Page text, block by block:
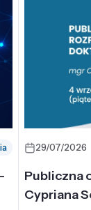
29/07/2026
Publiczna
Cypriana